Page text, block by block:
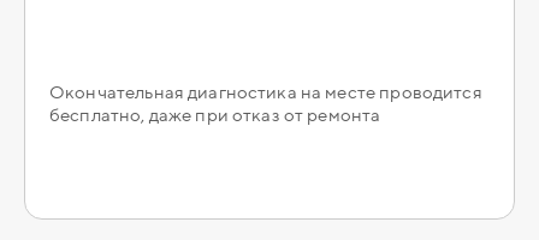
Окончательная диагностика на месте проводится
бесплатно, даже при отказ от ремонта